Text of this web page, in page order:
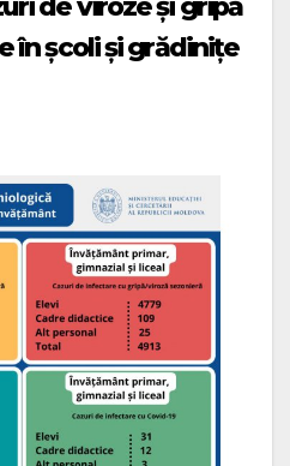
de viroze și gripă
în școli și grădinițe